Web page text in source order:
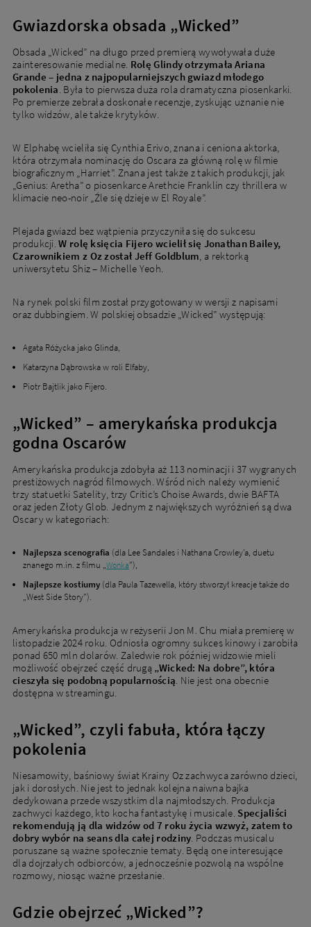
Gwiazdorska obsada „Wicked”
Obsada „Wicked” na długo przed premierą wywoływała duże
zainteresowanie medialne. Rolę Glindy otrzymała Ariana
Grande – jedna z najpopularniejszych gwiazd młodego
pokolenia. Była to pierwsza duża rola dramatyczna piosenkarki.
Po premierze zebrała doskonałe recenzje, zyskując uznanie nie
tylko widzów, ale także krytyków.
W Elphabę wcieliła się Cynthia Erivo, znana i ceniona aktorka,
która otrzymała nominację do Oscara za główną rolę w filmie
biograficznym „Harriet”. Znana jest także z takich produkcji, jak
„Genius: Aretha” o piosenkarce Arethcie Franklin czy thrillera w
klimacie neo-noir „Źle się dzieje w El Royale”.
Plejada gwiazd bez wątpienia przyczyniła się do sukcesu
produkcji.W rolę księcia Fijero wcielił się Jonathan Bailey,
Czarownikiem z Oz został Jeff Goldblum, a rektorką
uniwersytetu Shiz – Michelle Yeoh.
Na rynek polski film został przygotowany w wersji z napisami
oraz dubbingiem. W polskiej obsadzie „Wicked” występują:
Agata Różycka jako Glinda,
Katarzyna Dąbrowska w roli Elfaby,
Piotr Bajtlik jako Fijero.
„Wicked” – amerykańska produkcja
godna Oscarów
Amerykańska produkcja zdobyła aż 113 nominacji i 37 wygranych
prestiżowych nagród filmowych. Wśród nich należy wymienić
trzy statuetki Satelity, trzy Critic’s Choise Awards, dwie BAFTA
oraz jeden Złoty Glob. Jednym z największych wyróżnień są dwa
Oscary w kategoriach:
Najlepsza scenografia (dla Lee Sandales i Nathana Crowley’a, duetu
znanego m.in. z filmu „Wonka”),
Najlepsze kostiumy (dla Paula Tazewella, który stworzył kreacje także do
„West Side Story”).
Amerykańska produkcja w reżyserii Jon M. Chu miała premierę w
listopadzie 2024 roku. Odniosła ogromny sukces kinowy i zarobiła
ponad 650 mln dolarów. Zaledwie rok później widzowie mieli
możliwość obejrzeć część drugą „Wicked: Na dobre”, która
cieszyła się podobną popularnością. Nie jest ona obecnie
dostępna w streamingu.
„Wicked”, czyli fabuła, która łączy
pokolenia
Niesamowity, baśniowy świat Krainy Oz zachwyca zarówno dzieci,
jak i dorosłych. Nie jest to jednak kolejna naiwna bajka
dedykowana przede wszystkim dla najmłodszych. Produkcja
zachwyci każdego, kto kocha fantastykę i musicale. Specjaliści
rekomendują ją dla widzów od 7 roku życia wzwyż, zatem to
dobry wybór na seans dla całej rodziny. Podczas musicalu
poruszane są ważne społecznie tematy. Będą one interesujące
dla dojrzałych odbiorców, a jednocześnie pozwolą na wspólne
rozmowy, niosąc ważne przesłanie.
Gdzie obejrzeć „Wicked”?